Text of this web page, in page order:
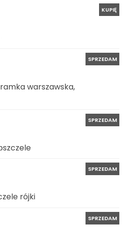
KUPIĘ
SPRZEDAM
warszawska,
SPRZEDAM
SPRZEDAM
rójki
SPRZEDAM